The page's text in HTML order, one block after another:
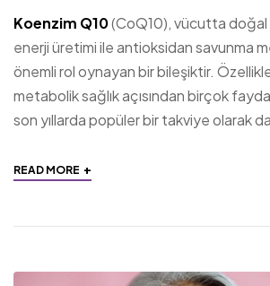
Koenzim Q10(CoQ10), vücutta doğal
enerji üretimi ile antioksidan savunma
önemli rol oynayan bir bileşiktir.
metabolik sağlık açısından birçok
son yıllarda popüler bir takviye olarak da
READ MORE +